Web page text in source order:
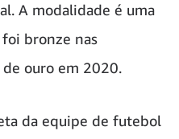
A modalidade é uma
bronze nas
ouro em 2020.
da equipe de futebol